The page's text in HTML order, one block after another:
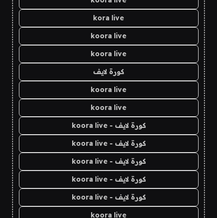
kora live
koora live
koora live
كورة لايف
koora live
koora live
كورة لايف - koora live
كورة لايف - koora live
كورة لايف - koora live
كورة لايف - koora live
كورة لايف - koora live
koora live